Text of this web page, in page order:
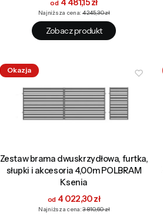
4 481,15 zł
Najniższa cena: 4 245,30 zł
Zobacz produkt
Okazja
Zestaw brama dwuskrzydłowa, furtka,
słupki i akcesoria 4,00m POLBRAM
Ksenia
Cena promocyjna
4 022,30 zł
Najniższa cena: 3 810,60 zł